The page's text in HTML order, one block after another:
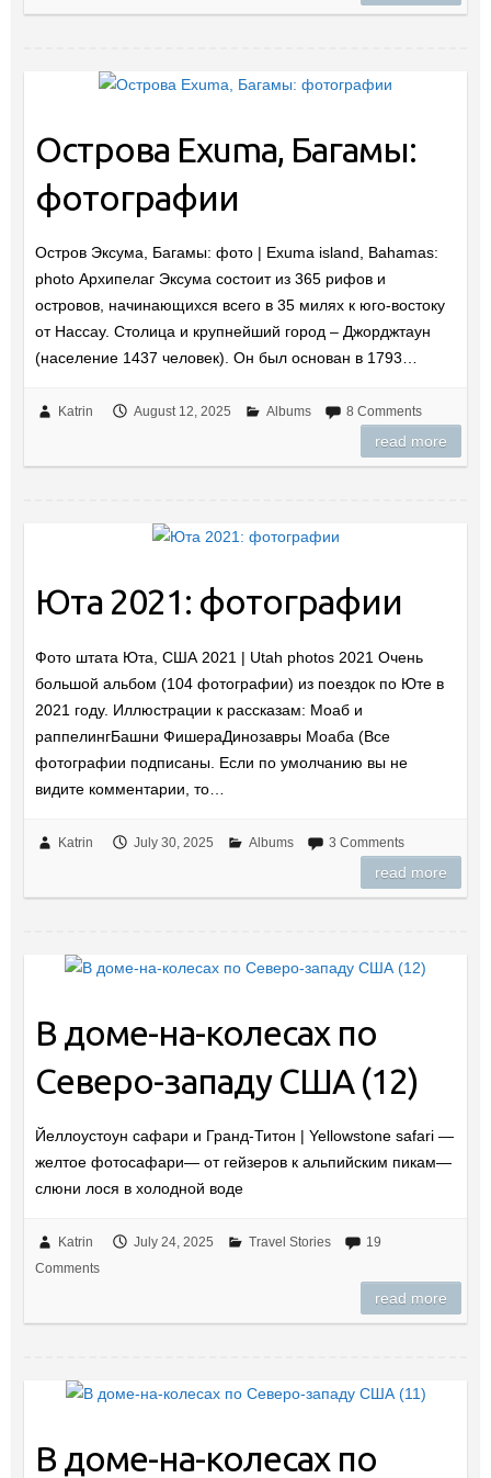
Острова Exuma, Багамы:
фотографии
Остров Эксума, Багамы: фото | Exuma island, Bahamas:
photo Архипелаг Эксума состоит из 365 рифов и
островов, начинающихся всего в 35 милях к юго-востоку
от Нассау. Столица и крупнейший город – Джорджтаун
(население 1437 человек). Он был основан в 1793…
Katrin August 12, 2025 Albums 8 Comments
read more
Юта 2021: фотографии
Фото штата Юта, США 2021 | Utah photos 2021 Очень
большой альбом (104 фотографии) из поездок по Юте в
2021 году. Иллюстрации к рассказам: Моаб и
раппелингБашни ФишераДинозавры Моаба (Все
фотографии подписаны. Если по умолчанию вы не
видите комментарии, то…
Katrin July 30, 2025 Albums 3 Comments
read more
В доме-на-колесах по
Северо-западу США (12)
Йеллоустоун сафари и Гранд-Титон | Yellowstone safari —
желтое фотосафари— от гейзеров к альпийским пикам—
слюни лося в холодной воде
Katrin July 24, 2025 Travel Stories
19
Comments
read more
В доме-на-колесах по